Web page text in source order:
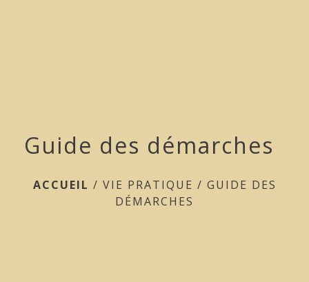
Guide des démarches
ACCUEIL / VIE PRATIQUE / GUIDE DES
DÉMARCHES